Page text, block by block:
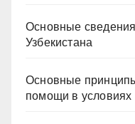
Основные
Узбекистана
Основные
помощи в условиях